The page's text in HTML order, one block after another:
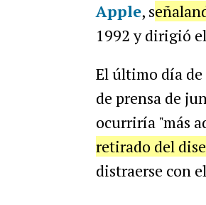
Apple, s
1992 y dirigió
El último día
de prensa de
ocurriría "más
retirado del
distraerse con